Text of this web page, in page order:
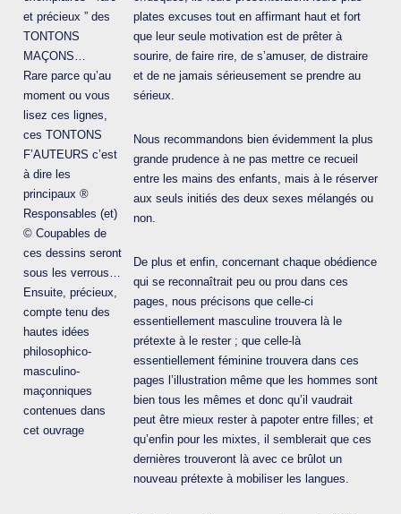
et précieux ” des
TONTONS
MAÇONS…
Rare parce qu’au
moment ou vous
lisez ces lignes,
ces TONTONS
F’AUTEURS c’est
à dire les
principaux ®
Responsables (et)
© Coupables de
ces dessins seront
sous les verrous…
Ensuite, précieux,
compte tenu des
hautes idées
philosophico-
masculino-
maçonniques
contenues dans
cet ouvrage
plates excuses tout en affirmant haut et fort
que leur seule motivation est de prêter à
sourire, de faire rire, de s’amuser, de distraire
et de ne jamais sérieusement se prendre au
sérieux.
Nous recommandons bien évidemment la plus
grande prudence à ne pas mettre ce recueil
entre les mains des enfants, mais à le réserver
aux seuls initiés des deux sexes mélangés ou
non.
De plus et enfin, concernant chaque obédience
qui se reconnaîtrait peu ou prou dans ces
pages, nous précisons que celle-ci
essentiellement masculine trouvera là le
prétexte à le rester ; que celle-là
essentiellement féminine trouvera dans ces
pages l’illustration même que les hommes sont
bien tous les mêmes et donc qu’il vaudrait
peut être mieux rester à papoter entre filles; et
qu’enfin pour les mixtes, il semblerait que ces
dernières trouveront là avec ce brûlot un
nouveau prétexte à mobiliser les langues.